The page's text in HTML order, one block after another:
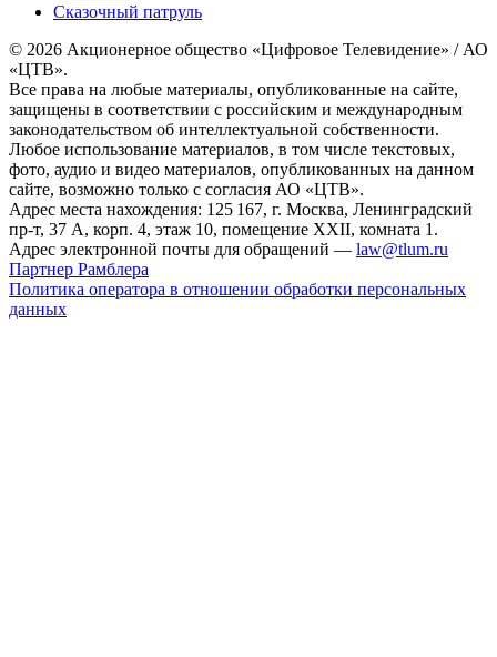
Сказочный патруль
© 2026 Акционерное общество «Цифровое Телевидение» / АО
«ЦТВ».
Все права на любые материалы, опубликованные на сайте,
защищены в соответствии с российским и международным
законодательством об интеллектуальной собственности.
Любое использование материалов, в том числе текстовых,
фото, аудио и видео материалов, опубликованных на данном
сайте, возможно только с согласия АО «ЦТВ».
Адрес места нахождения: 125 167, г. Москва, Ленинградский
пр-т, 37 А, корп. 4, этаж 10, помещение XXII, комната 1.
Адрес электронной почты для обращений — law@tlum.ru
Партнер Рамблера
Политика оператора в отношении обработки персональных
данных